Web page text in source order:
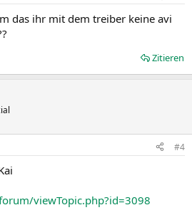
das ihr mit dem treiber keine avi
Zitieren
#4
viewTopic.php?id=3098